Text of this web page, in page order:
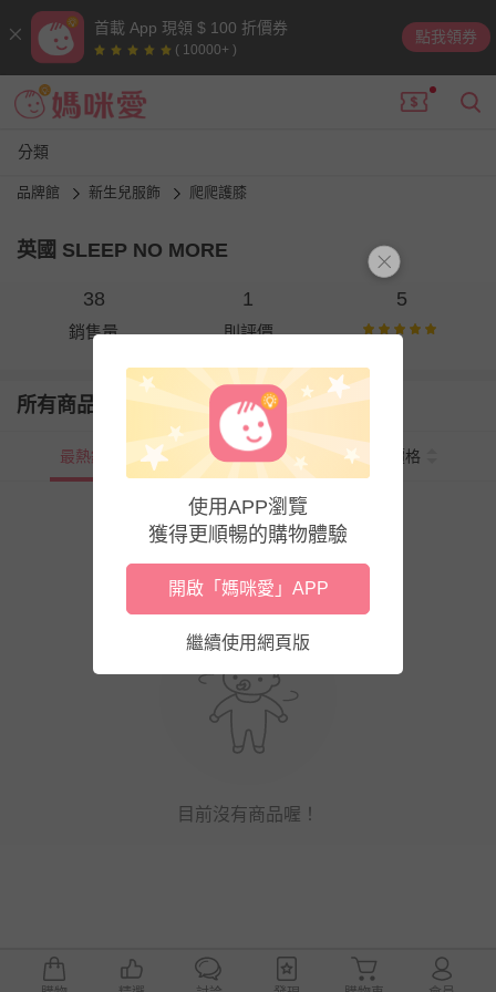
首載 App 現領 $ 100 折價券
( 10000+ )
點我領券
分類
品牌館 新生兒服飾 爬爬護膝
英國 SLEEP NO MORE
38
銷售量
1
則評價
5
所有商品
最熱銷 新上市 價格
目前沒有商品喔！
使用APP瀏覽
獲得更順暢的購物體驗
開啟「媽咪愛」APP
繼續使用網頁版